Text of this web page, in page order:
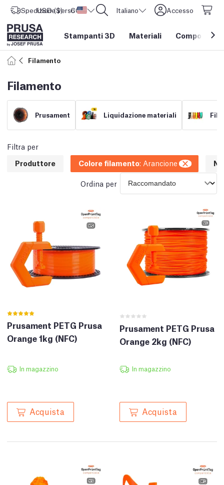
Spedizione verso Stati Uniti d'America
USD ($) CORE One L: Ora disponibile! Italiano Accesso
Stampanti 3D Materiali Componenti
Filamento
Filamento
Prusament Liquidazione materiali
Filtra per
Produttore
Colore filamento: Arancione
Ordina per
Prusament PETG Prusa
Orange 1kg (NFC)
In magazzino
Acquista
Prusament PETG Prusa
Orange 2kg (NFC)
In magazzino
Acquista